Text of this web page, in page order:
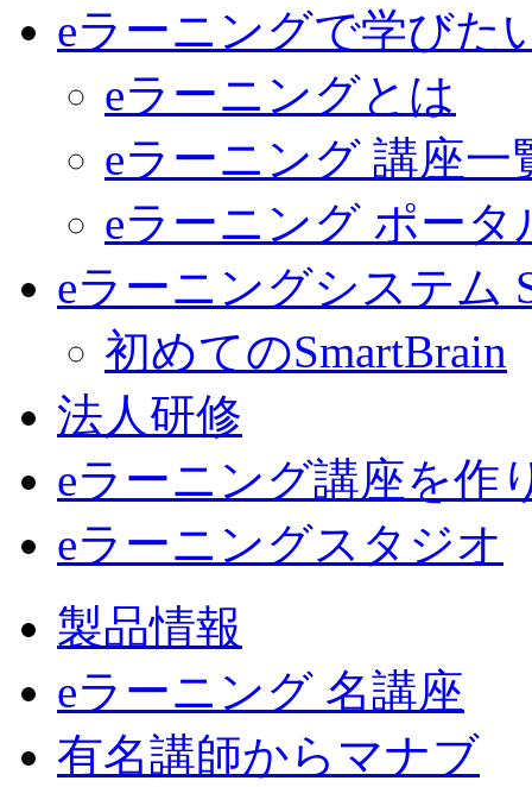
eラーニングで学びた
eラーニングとは
eラーニング 講座一
eラーニング ポータ
eラーニングシステム
初めてのSmartBrain
法人研修
eラーニング講座を作
eラーニングスタジオ
製品情報
eラーニング 名講座
有名講師からマナブ